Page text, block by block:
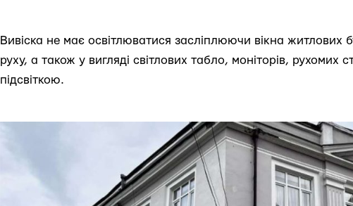
Вивіска не має освітлюватися засліплюючи вікна житлових
руху, а також у вигляді світлових табло, моніторів, рухомих
підсвіткою.